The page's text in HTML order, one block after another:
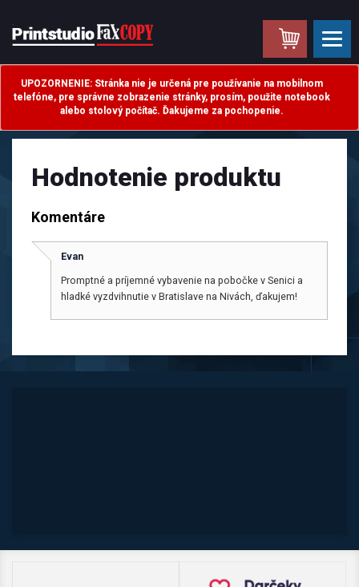
UPOZORNENIE: Stránka nie je určená pre používanie na mobilnom
telefóne, pre správne zobrazenie stránky, prosím, použite notebook
alebo stolový počítač. Ďakujeme za pochopenie.
.
Hodnotenie produktu
Komentáre
Evan
Promptné a príjemné vybavenie na pobočke v Senici a
hladké vyzdvihnutie v Bratislave na Nivách, ďakujem!